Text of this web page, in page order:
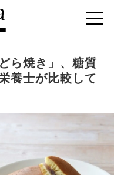
ら焼き」、糖質
養士が比較して